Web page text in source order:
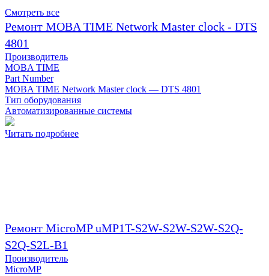
Смотреть все
Ремонт MOBA TIME Network Master clock - DTS
4801
Производитель
MOBA TIME
Part Number
MOBA TIME Network Master clock — DTS 4801
Тип оборудования
Автоматизированные системы
Читать подробнее
Ремонт MicroMP uMP1T-S2W-S2W-S2W-S2Q-
S2Q-S2L-B1
Производитель
MicroMP